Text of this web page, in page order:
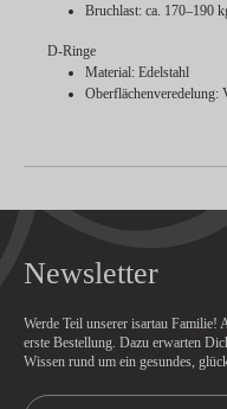
Bruchlast: ca. 170–190
D-Ringe
Material: Edelstahl
Oberflächenveredelung:
Newsletter
Werde Teil unserer isartau Familie!
erste Bestellung. Dazu erwarten
Wissen rund um ein gesundes,